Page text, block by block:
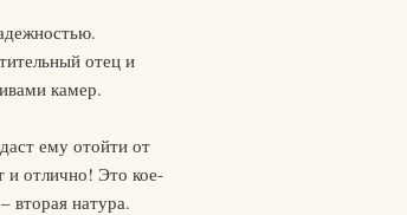
отец и
камер.
ему отойти от
и отлично! Это кое-
вторая натура.